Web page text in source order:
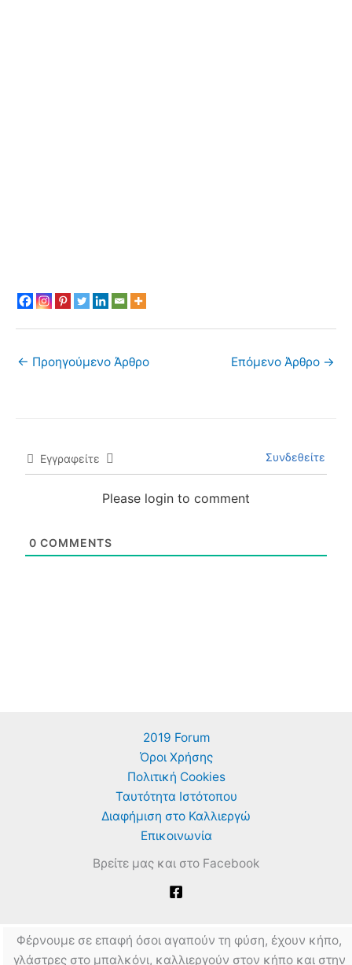
← Προηγούμενο Άρθρο Επόμενο Άρθρο →
Εγγραφείτε Συνδεθείτε
Please login to comment
0 COMMENTS
2019 Forum
Όροι Χρήσης
Πολιτική Cookies
Ταυτότητα Ιστότοπου
Διαφήμιση στο Καλλιεργώ
Επικοινωνία
Βρείτε μας και στο Facebook
Φέρνουμε σε επαφή όσοι αγαπούν τη φύση, έχουν κήπο,
γλάστρες στο μπαλκόνι, καλλιεργούν στον κήπο και στην